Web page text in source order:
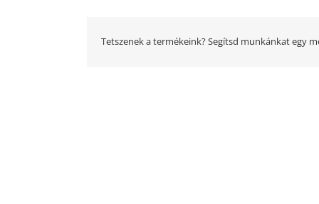
Tetszenek a termékeink? Segítsd munkánkat egy